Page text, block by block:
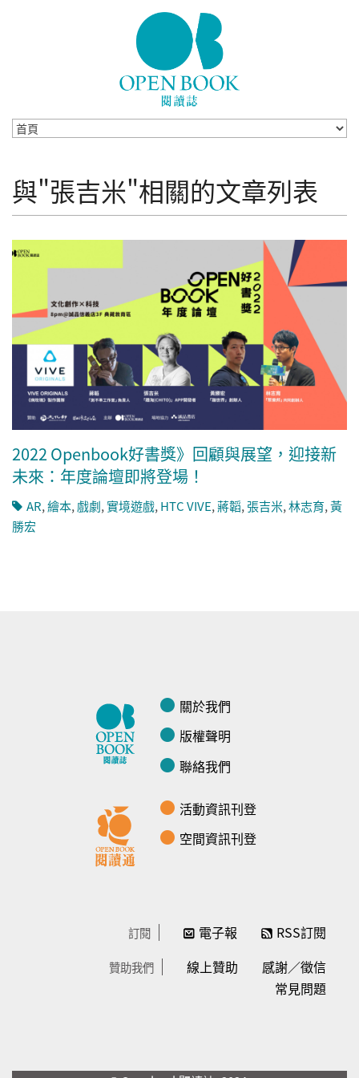
與"張吉米"相關的文章列表
2022 Openbook好書獎》回顧與展望，迎接新
未來：年度論壇即將登場！
AR,繪本,戲劇,實境遊戲,HTC VIVE,蔣韜,張吉米,林志育,黃
勝宏
關於我們
版權聲明
聯絡我們
活動資訊刊登
空間資訊刊登
訂閱 電子報 RSS訂閱
贊助我們 線上贊助
感謝／徵信
常見問題